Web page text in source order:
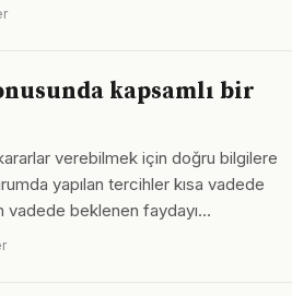
kapsamlı bir
verebilmek için doğru bilgilere
yapılan tercihler kısa vadede
vadede beklenen faydayı…